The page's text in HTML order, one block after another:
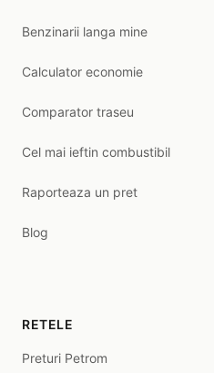
Benzinarii langa mine
Calculator economie
Comparator traseu
Cel mai ieftin combustibil
Raporteaza un pret
Blog
RETELE
Preturi Petrom